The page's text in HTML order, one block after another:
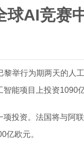
球AI竞赛
举行为期两天的人
能项目上投资1090
投资。法国将与阿
亿欧元。